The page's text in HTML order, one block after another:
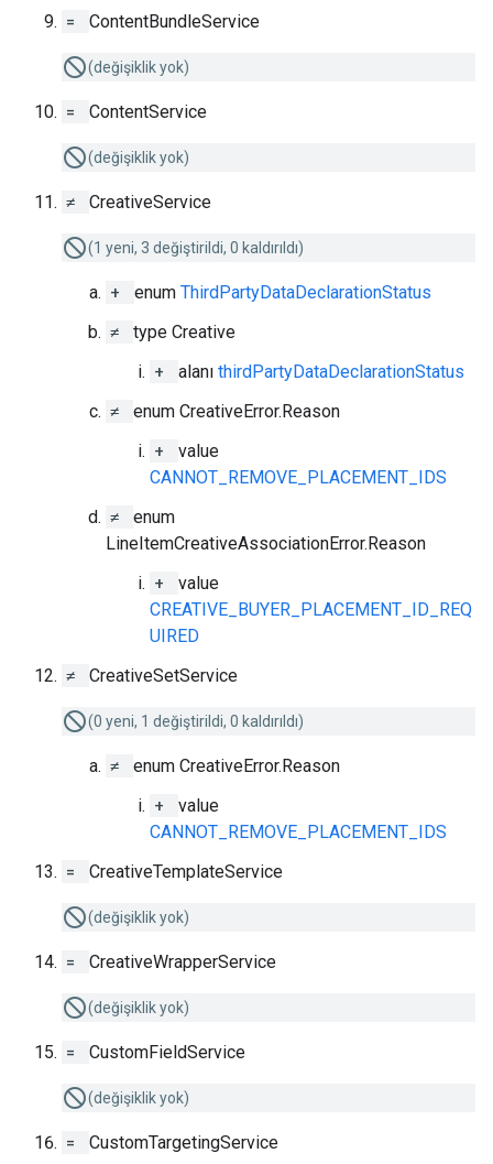
= ContentBundleService
(değişiklik yok)
= ContentService
(değişiklik yok)
≠ CreativeService
(1 yeni, 3 değiştirildi, 0 kaldırıldı)
+ enum ThirdPartyDataDeclarationStatus
≠
type Creative
+
alanı thirdPartyDataDeclarationStatus
≠
enum CreativeError.Reason
+
value
CANNOT_REMOVE_PLACEMENT_IDS
≠
enum
LineItemCreativeAssociationError.Reason
+
value
CREATIVE_BUYER_PLACEMENT_ID_REQ
UIRED
≠
CreativeSetService
(0 yeni, 1 değiştirildi, 0 kaldırıldı)
≠
enum CreativeError.Reason
+
value
CANNOT_REMOVE_PLACEMENT_IDS
=
CreativeTemplateService
(değişiklik yok)
= CreativeWrapperService
(değişiklik yok)
= CustomFieldService
(değişiklik yok)
= CustomTargetingService